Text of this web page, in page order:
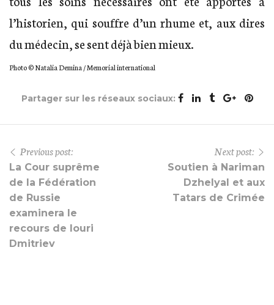
l’historien, qui souffre d’un rhume et, aux dires
du médecin, se sent déjà bien mieux.
Photo © Natalia Demina / Memorial international
Partager sur les réseaux sociaux:
Previous post:
La Cour suprême
de la Fédération
de Russie
examinera le
recours de Iouri
Dmitriev
Next post:
Soutien à Nariman
Dzhelyal et aux
Tatars de Crimée